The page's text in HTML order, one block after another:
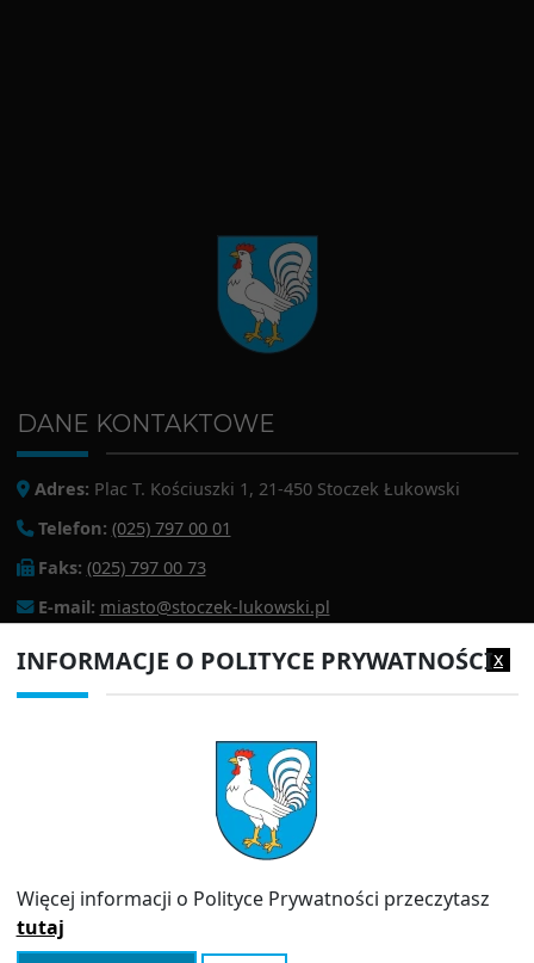
DANE KONTAKTOWE
Adres: Plac T. Kościuszki 1, 21-450 Stoczek Łukowski
Telefon: (025) 797 00 01
Faks: (025) 797 00 73
E-mail: miasto@stoczek-lukowski.pl
PRZYDATNE LINKI
Polityka prywatności
Informator
x
INFORMACJE O POLITYCE PRYWATNOŚCI
Więcej informacji o Polityce Prywatności przeczytasz
tutaj